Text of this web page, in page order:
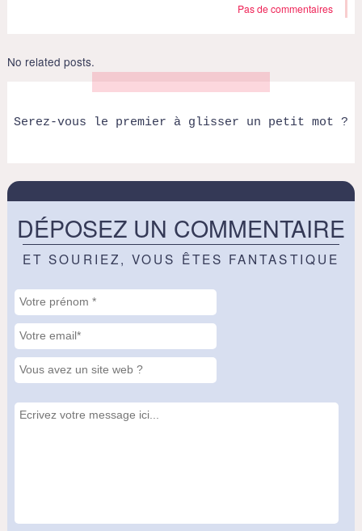
Pas de commentaires
No related posts.
Serez-vous le premier à glisser un petit mot ?
DÉPOSEZ UN COMMENTAIRE
ET SOURIEZ, VOUS ÊTES FANTASTIQUE